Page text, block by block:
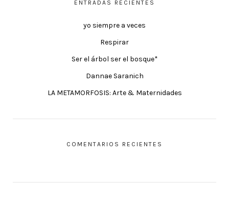
ENTRADAS RECIENTES
yo siempre a veces
Respirar
Ser el árbol ser el bosque*
Dannae Saranich
LA METAMORFOSIS: Arte & Maternidades
COMENTARIOS RECIENTES